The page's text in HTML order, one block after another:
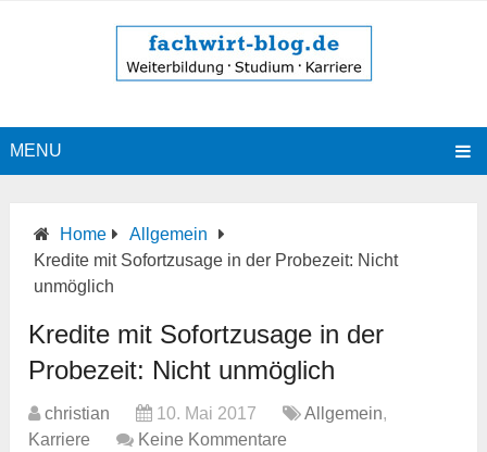
MENU
Home
Allgemein
Kredite mit Sofortzusage in der Probezeit: Nicht
unmöglich
Kredite mit Sofortzusage in der
Probezeit: Nicht unmöglich
christian 10. Mai 2017 Allgemein,
Karriere
Keine Kommentare